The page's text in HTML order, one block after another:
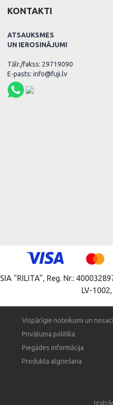
KONTAKTI
ATSAUKSMES
UN IEROSINĀJUMI
Tālr./fakss: 29719090
E-pasts: info@fuji.lv
SIA "RILITA", Reg. Nr.:
LV-
Vispārīgie noteikumi un
Privātuma politika
Piegādes informācija
Produkta atgriešana